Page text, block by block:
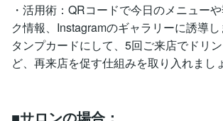
・活用術：QRコードで今日のメニュー
ク情報、Instagramのギャラリーに誘導
タンプカードにして、5回ご来店でドリ
ど、再来店を促す仕組みを取り入れまし